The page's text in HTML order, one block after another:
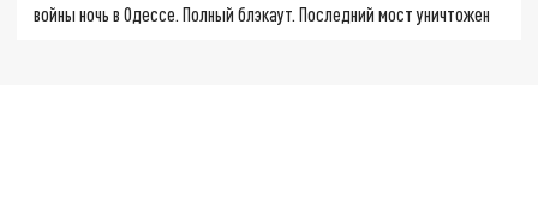
войны ночь в Одессе. Полный блэкаут. Последний мост уничтожен